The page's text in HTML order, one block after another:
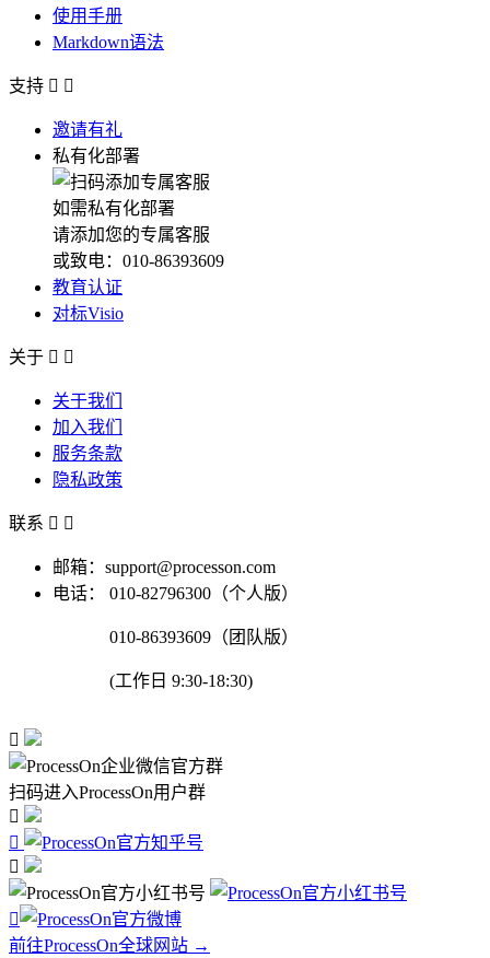
使用手册
Markdown语法
支持  
邀请有礼
私有化部署
如需私有化部署
请添加您的专属客服
或致电：010-86393609
教育认证
对标Visio
关于  
关于我们
加入我们
服务条款
隐私政策
联系  
邮箱：support@processon.com
电话：
010-82796300（个人版）
010-86393609（团队版）
(工作日 9:30-18:30)

扫码进入ProcessOn用户群




前往ProcessOn全球网站 →